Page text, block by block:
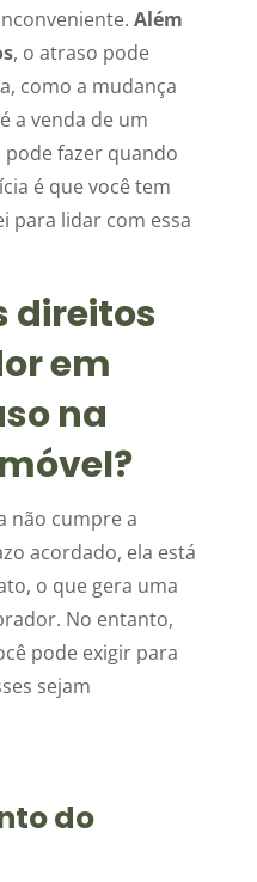
Além
, o atraso pode
como a mudança
a venda de um
fazer quando
é que você tem
para lidar com essa
direitos
em
na
não cumpre a
acordado, ela está
o que gera uma
No entanto,
pode exigir para
sejam
do